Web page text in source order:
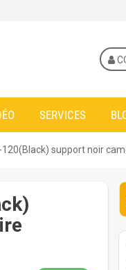
SERVICES
support noir